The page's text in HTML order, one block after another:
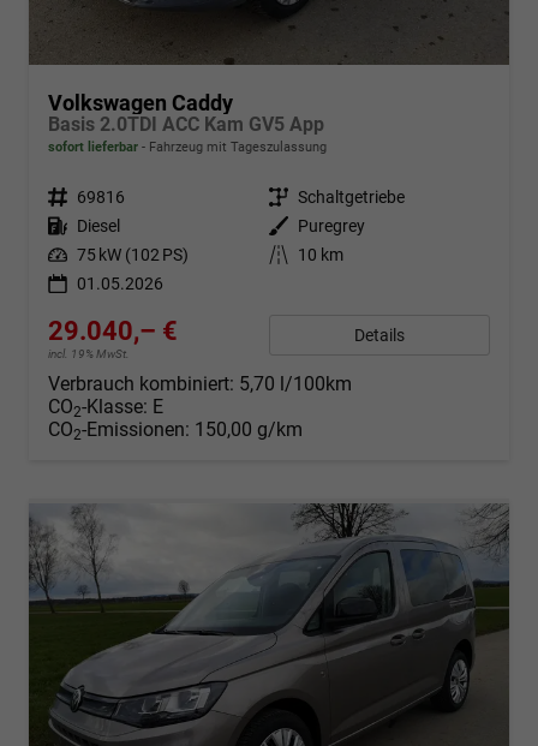
Volkswagen Caddy
Basis 2.0TDI ACC Kam GV5 App
sofort lieferbar Fahrzeug mit Tageszulassung
Fahrzeugnr. 69816 Getriebe Schaltgetriebe
Kraftstoff Diesel Außenfarbe
Puregrey
Leistung 75 kW (102 PS) Kilometerstand
10 km
01.05.2026
29.040,– €
incl. 19% MwSt.
Details
Verbrauch kombiniert: 5,70 l/100km
CO2-Klasse: E
CO2-Emissionen: 150,00 g/km